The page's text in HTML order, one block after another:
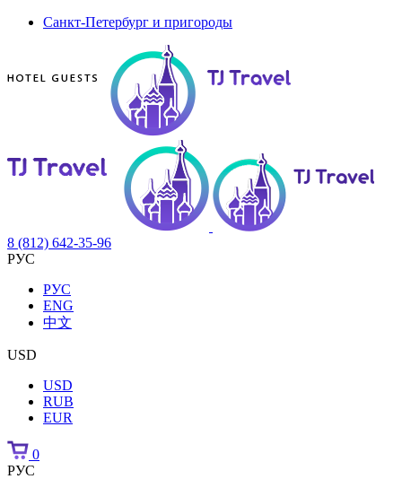
Санкт-Петербург и пригороды
8 (812) 642-35-96
РУС
РУС
ENG
中文
USD
USD
RUB
EUR
0
РУС